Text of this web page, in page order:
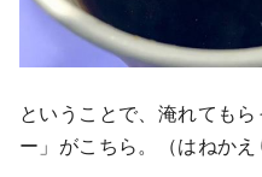
ということで、淹れても
ー」がこちら。（はねかえ